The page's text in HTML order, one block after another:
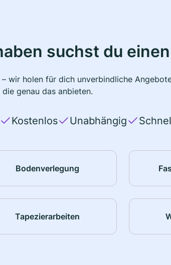
suchst du
wir holen für dich unverbindliche
die genau das anbieten.
Kostenlos Unabhängig
Bodenverlegung
Tapezierarbeiten